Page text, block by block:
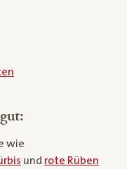
wie
und rote Rüben